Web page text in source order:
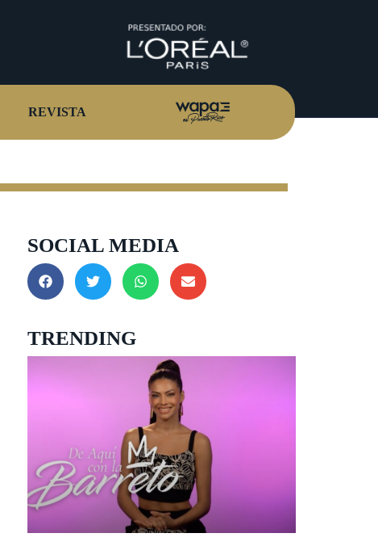
REVISTA
SOCIAL MEDIA
TRENDING